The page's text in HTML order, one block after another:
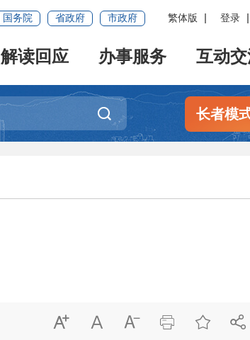
国务院 省政府 市政府 繁体版 登录
解读回应 办事服务 互动
长者模
     